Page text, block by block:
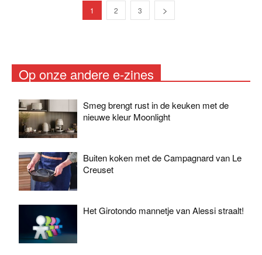
1 2 3
Op onze andere e-zines
Smeg brengt rust in de keuken met de
nieuwe kleur Moonlight
Buiten koken met de Campagnard van Le
Creuset
Het Girotondo mannetje van Alessi straalt!